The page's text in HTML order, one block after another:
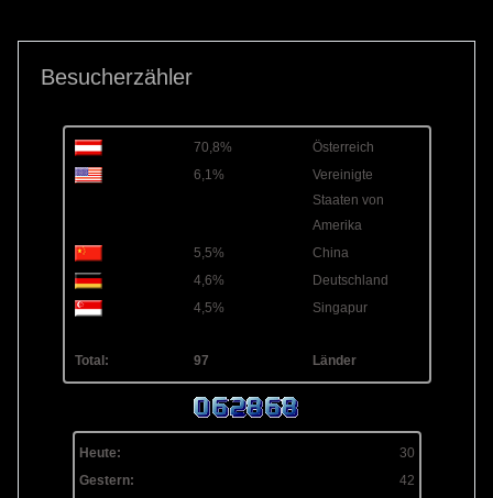
Besucherzähler
70,8%
Österreich
6,1%
Vereinigte
Staaten von
Amerika
5,5%
China
4,6%
Deutschland
4,5%
Singapur
Total: 97 Länder
Heute:
30
Gestern:
42